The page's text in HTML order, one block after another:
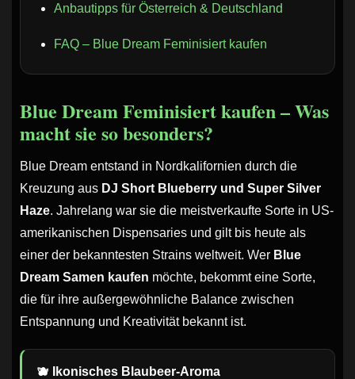
Anbautipps für Österreich & Deutschland
FAQ – Blue Dream Feminisiert kaufen
Blue Dream Feminisiert kaufen – Was
macht sie so besonders?
Blue Dream entstand in Nordkalifornien durch die
Kreuzung aus DJ Short Blueberry und Super Silver
Haze. Jahrelang war sie die meistverkaufte Sorte in US-
amerikanischen Dispensaries und gilt bis heute als
einer der bekanntesten Strains weltweit. Wer Blue
Dream Samen kaufen möchte, bekommt eine Sorte,
die für ihre außergewöhnliche Balance zwischen
Entspannung und Kreativität bekannt ist.
🫐 Ikonisches Blaubeer-Aroma